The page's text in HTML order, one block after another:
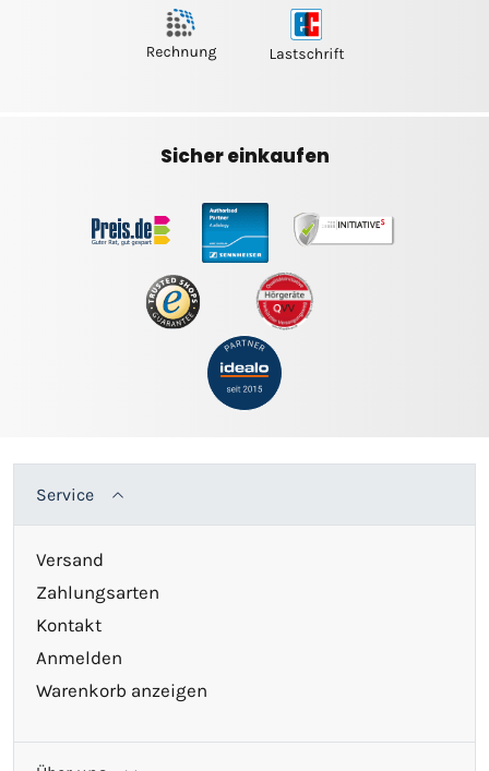
Sicher einkaufen
Service
Versand
Zahlungsarten
Kontakt
Anmelden
Warenkorb anzeigen